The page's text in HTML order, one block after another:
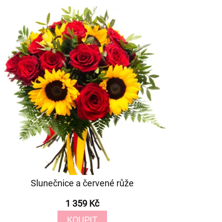
Slunečnice a červené růže
1 359 Kč
KOUPIT